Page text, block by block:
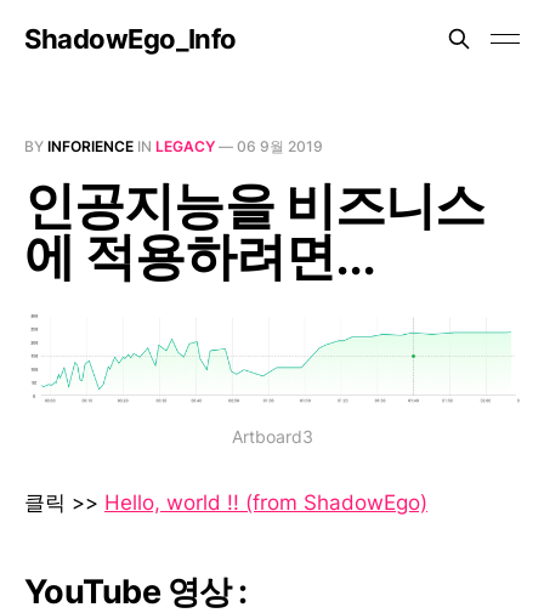
ShadowEgo_Info
BY INFORIENCE IN LEGACY — 06 9월 2019
인공지능을 비즈니스
에 적용하려면...
Artboard3
클릭 >> Hello, world !! (from ShadowEgo)
YouTube 영상 :